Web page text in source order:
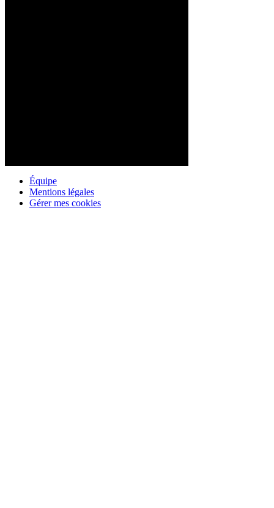
Équipe
Mentions légales
Gérer mes cookies